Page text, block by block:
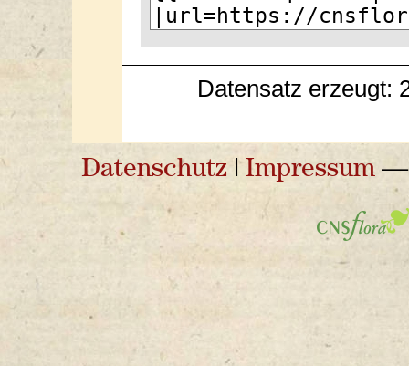
Datensatz erzeugt:
Datenschutz |Impressum—